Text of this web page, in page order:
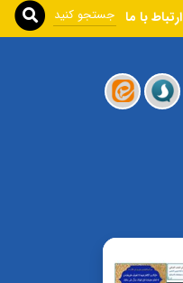
ارتباط با ما